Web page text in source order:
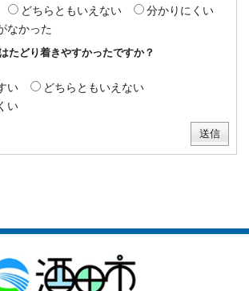
どちらともいえない
分かりにくい
なかった
たどり着きやすかったですか？
い
どちらともいえない
い